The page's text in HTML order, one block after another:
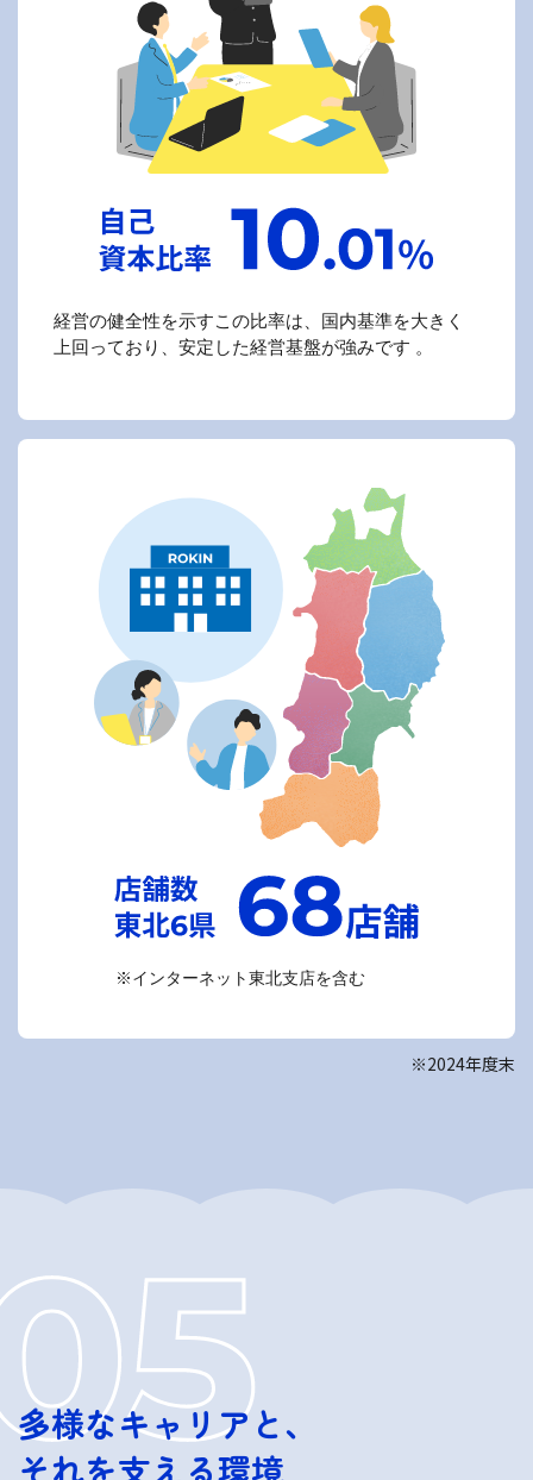
経営の健全性を示すこの比率は、国内基準を大きく
上回っており、安定した経営基盤が強みです 。
※インターネット東北支店を含む
※2024年度末
多様なキャリアと、
それを支える環境